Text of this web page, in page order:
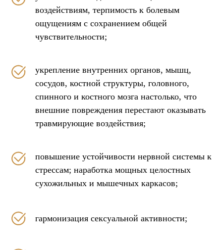
воздействиям, терпимость к болевым
ощущениям с сохранением общей
чувствительности;
укрепление внутренних органов, мышц,
сосудов, костной структуры, головного,
спинного и костного мозга настолько, что
внешние повреждения перестают оказывать
травмирующие воздействия;
повышение устойчивости нервной системы к
стрессам; наработка мощных целостных
сухожильных и мышечных каркасов;
гармонизация сексуальной активности;